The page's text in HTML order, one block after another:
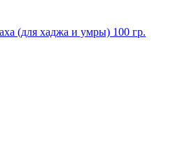
(для хаджа и умры) 100 гр.